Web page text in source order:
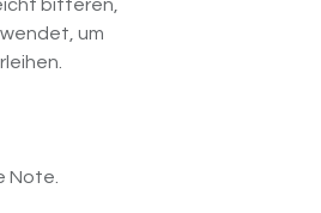
bitteren,
um
Note.